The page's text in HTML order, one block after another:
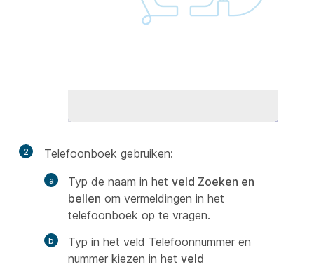
2
Telefoonboek gebruiken:
Typ de naam in het veld Zoeken en
bellen om vermeldingen in het
telefoonboek op te vragen.
Typ in het veld Telefoonnummer en
nummer kiezen in het veld